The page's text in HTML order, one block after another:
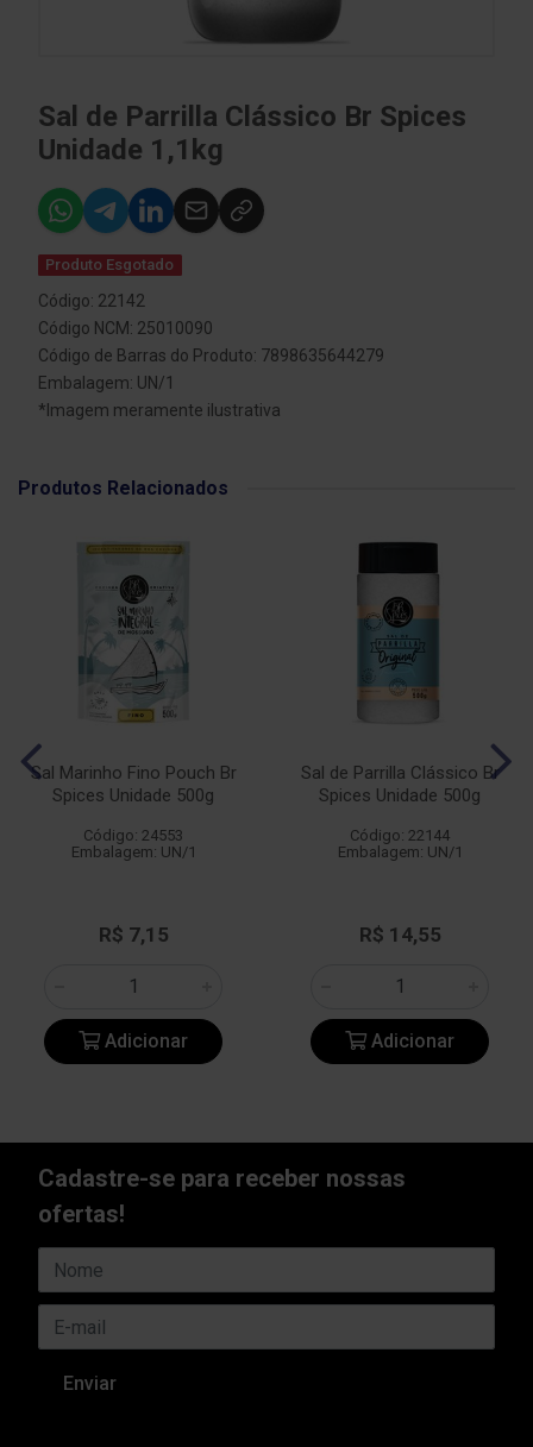
Sal de Parrilla Clássico Br Spices
Unidade 1,1kg
Produto Esgotado
Código: 22142
Código NCM: 25010090
Código de Barras do Produto: 7898635644279
Embalagem: UN/1
*Imagem meramente ilustrativa
Produtos Relacionados
Sal Marinho Fino Pouch Br
Spices Unidade 500g
Código: 24553
Embalagem: UN/1
R$ 7,15
Adicionar
Sal de Parrilla Clássico Br
Spices Unidade 500g
Código: 22144
Embalagem: UN/1
R$ 14,55
Adicionar
Cadastre-se para receber nossas
ofertas!